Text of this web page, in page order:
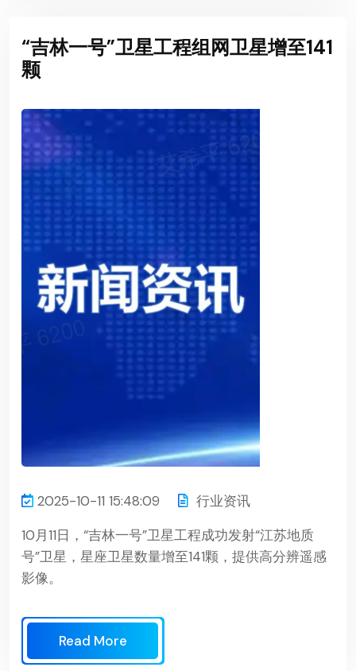
“吉林一号”卫星工程组网卫星增至141
颗
2025-10-11 15:48:09
行业资讯
10月11日，“吉林一号”卫星工程成功发射“江苏地质
号”卫星，星座卫星数量增至141颗，提供高分辨遥感
影像。
Read More